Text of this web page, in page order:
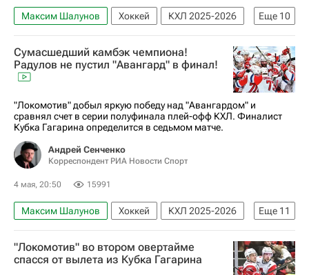
Еще 10
Максим Шалунов Хоккей
КХЛ 2025-2026
Кубок Гагарина
Авангард
Локомотив (Ярославль)
Александр Радулов
Ги Буше
Даниил Исаев
Материалы РИА Спорт
Авторы РИА Новости Спорт
Сумасшедший камбэк чемпиона!
Радулов не пустил "Авангард" в финал!
"Локомотив" добыл яркую победу над "Авангардом" и
сравнял счет в серии полуфинала плей-офф КХЛ. Финалист
Кубка Гагарина определится в седьмом матче.
Андрей Сенченко
Корреспондент РИА Новости Спорт
4 мая, 20:50 15991
Еще 11
Максим Шалунов Хоккей
КХЛ 2025-2026
Кубок Гагарина
Авангард
Локомотив (Ярославль)
Ак Барс
"Локомотив" во втором овертайме
спасся от вылета из Кубка Гагарина